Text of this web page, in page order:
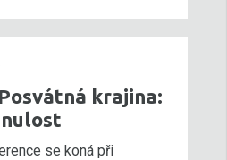
krajina:
se koná při